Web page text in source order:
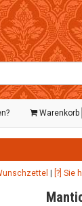
Warenkorb
| [?] Sie